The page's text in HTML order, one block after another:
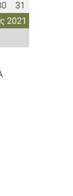
2021
20212021
30
Οκτωβρίου
2021
31
Οκτωβρίου
2021